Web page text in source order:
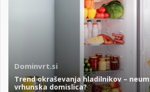
Dominvrt.si
Trend okraševanja hladilnikov –
vrhunska domislica?